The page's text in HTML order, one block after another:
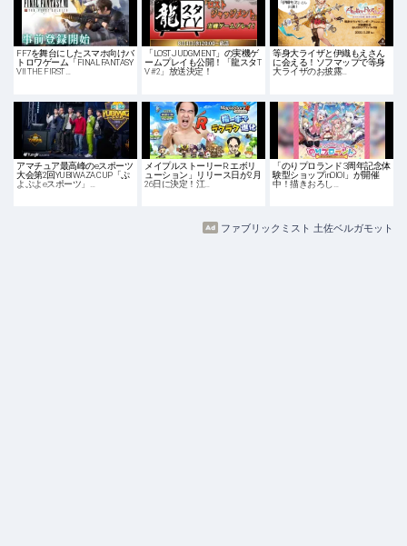
FF7を舞台にしたスマホ向けバ
トロワゲーム「FINAL FANTASY
VII THE FIRST …
「LOST JUDGMENT」の実機ゲ
ームプレイも公開！「龍スタT
V #2」放送決定！
等身大ライザと伊織もえさん
に会える！ソフマップで等身
大ライザのお披露…
アマチュア最高峰のeスポーツ
大会第2回YUBIWAZA CUP「ぷ
よぷよeスポーツ」…
メイプルストーリーR: エボリ
ューション」リリース日が2月
26日に決定！江…
「のりプロランド 3周年記念体
験型ショップinOIOI」が開催
中！描きおろし…
ファブリックミスト 土佐ベルガモット